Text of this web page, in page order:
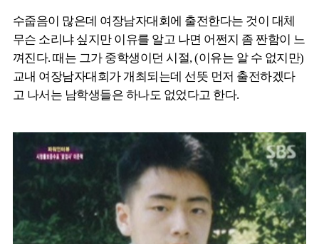
수줍음이 많은데 여장남자대회에 출전한다는 것이 대체
무슨 소리냐 싶지만 이유를 알고 나면 어쩐지 좀 짠함이 느
껴진다. 때는 그가 중학생이던 시절, (이유는 알 수 없지만)
교내 여장남자대회가 개최되는데 선뜻 먼저 출전하겠다
고 나서는 남학생들은 하나도 없었다고 한다.